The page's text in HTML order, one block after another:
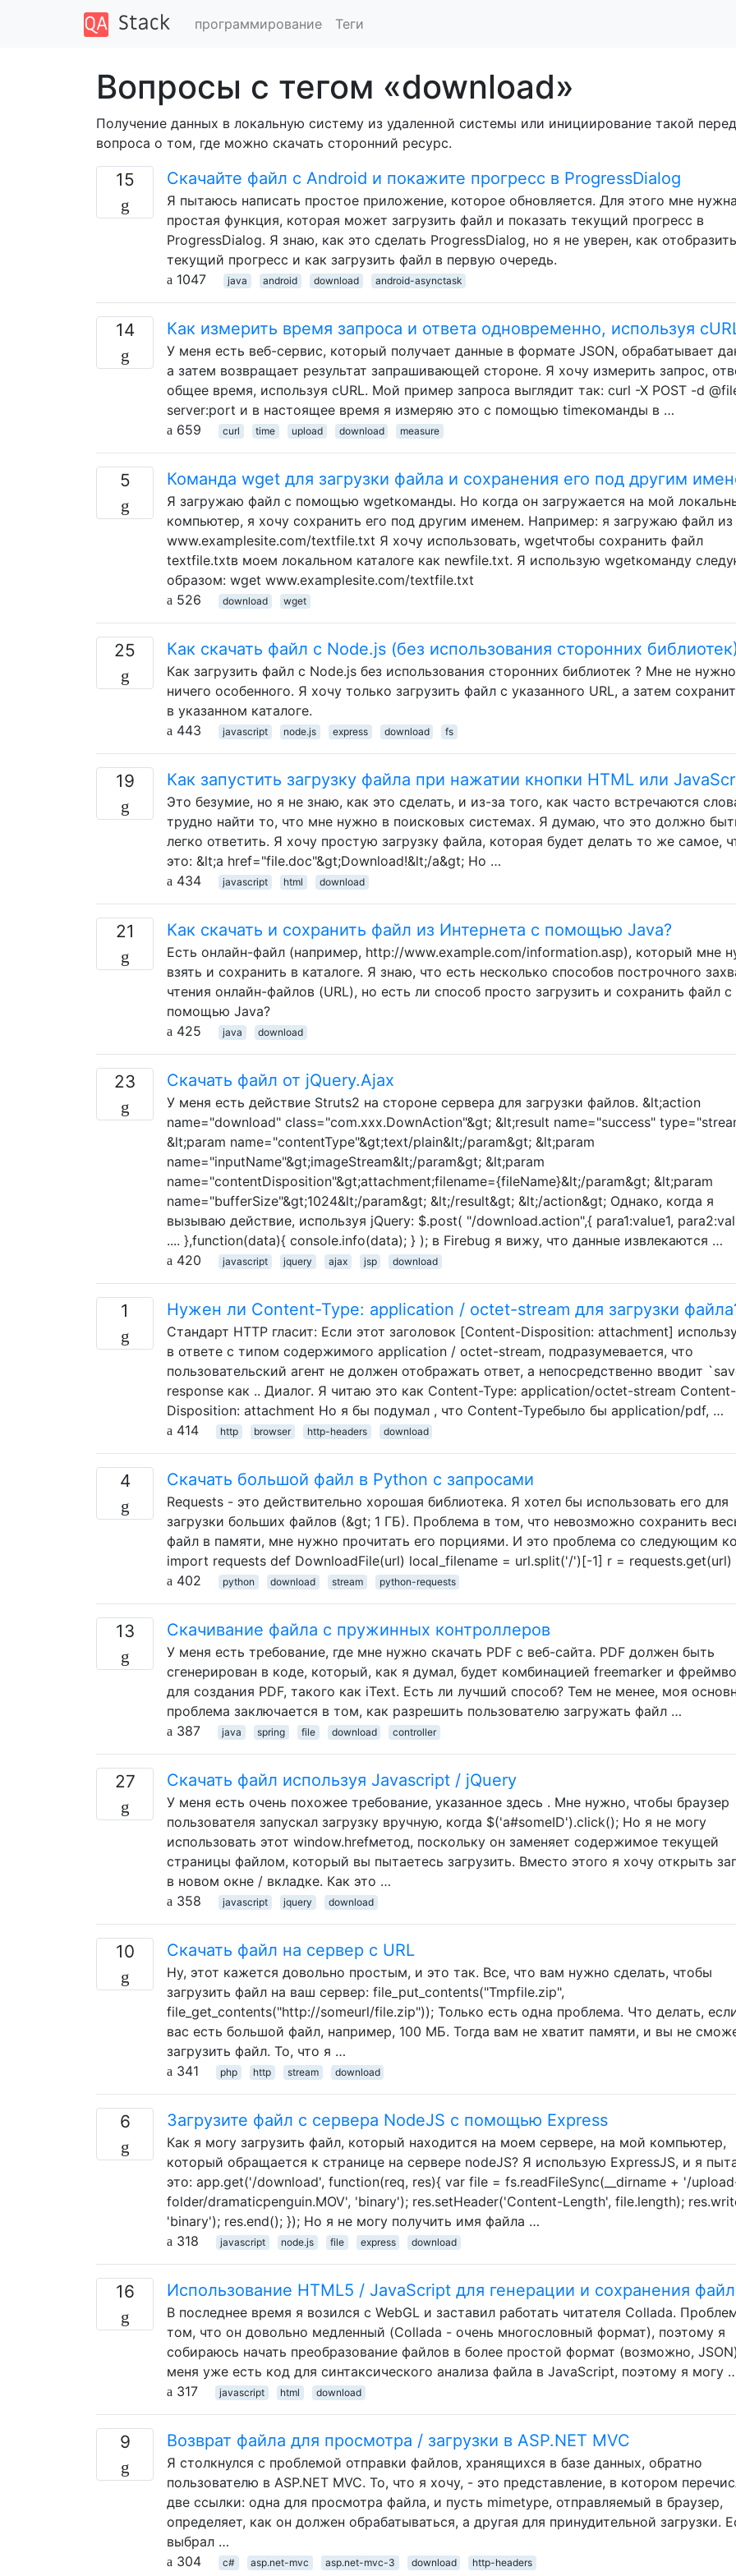
программирование Теги
Вопросы с тегом «download»
Получение данных в локальную систему из удаленной системы или инициирование такой
вопроса о том, где можно скачать сторонний ресурс.
15 Скачайте файл с Android и покажите прогресс в ProgressDialog
Я пытаюсь написать простое приложение, которое обновляется. Для этого мне нужна
простая функция, которая может загрузить файл и показать текущий прогресс в
ProgressDialog. Я знаю, как это сделать ProgressDialog, но я не уверен, как отобразить
текущий прогресс и как загрузить файл в первую очередь.
1047
java android download android-asynctask
14 Как измерить время запроса и ответа одновременно, используя
У меня есть веб-сервис, который получает данные в формате JSON, обрабатывает
а затем возвращает результат запрашивающей стороне. Я хочу измерить запрос,
общее время, используя cURL. Мой пример запроса выглядит так: curl -X POST -d
server:port и в настоящее время я измеряю это с помощью timeкоманды в …
659
curl time upload download measure
5 Команда wget для загрузки файла и сохранения его под другим
Я загружаю файл с помощью wgetкоманды. Но когда он загружается на мой
компьютер, я хочу сохранить его под другим именем. Например: я загружаю файл из
www.examplesite.com/textfile.txt Я хочу использовать, wgetчтобы сохранить файл
textfile.txtв моем локальном каталоге как newfile.txt. Я использую wgetкоманду
образом: wget www.examplesite.com/textfile.txt
526
download wget
25 Как скачать файл с Node.js (без использования сторонних
Как загрузить файл с Node.js без использования сторонних библиотек ? Мне не нужно
ничего особенного. Я хочу только загрузить файл с указанного URL, а затем
в указанном каталоге.
443
javascript node.js express download fs
19 Как запустить загрузку файла при нажатии кнопки HTML или
Это безумие, но я не знаю, как это сделать, и из-за того, как часто встречаются
трудно найти то, что мне нужно в поисковых системах. Я думаю, что это должно
легко ответить. Я хочу простую загрузку файла, которая будет делать то же самое,
это: &lt;a href="file.doc"&gt;Download!&lt;/a&gt; Но …
434
javascript html download
21 Как скачать и сохранить файл из Интернета с помощью Java?
Есть онлайн-файл (например, http://www.example.com/information.asp), который мне
взять и сохранить в каталоге. Я знаю, что есть несколько способов построчного
чтения онлайн-файлов (URL), но есть ли способ просто загрузить и сохранить файл с
помощью Java?
425
java download
23 Скачать файл от jQuery.Ajax
У меня есть действие Struts2 на стороне сервера для загрузки файлов. &lt;action
name="download" class="com.xxx.DownAction"&gt; &lt;result name="success"
&lt;param name="contentType"&gt;text/plain&lt;/param&gt; &lt;param
name="inputName"&gt;imageStream&lt;/param&gt; &lt;param
name="contentDisposition"&gt;attachment;filename={fileName}&lt;/param&gt; &lt;param
name="bufferSize"&gt;1024&lt;/param&gt; &lt;/result&gt; &lt;/action&gt; Однако, когда я
вызываю действие, используя jQuery: $.post( "/download.action",{ para1:value1,
.... },function(data){ console.info(data); } ); в Firebug я вижу, что данные извлекаются …
420
javascript jquery ajax jsp download
1 Нужен ли Content-Type: application / octet-stream для загрузки
Стандарт HTTP гласит: Если этот заголовок [Content-Disposition: attachment]
в ответе с типом содержимого application / octet-stream, подразумевается, что
пользовательский агент не должен отображать ответ, а непосредственно вводит
response как .. Диалог. Я читаю это как Content-Type: application/octet-stream Content-
Disposition: attachment Но я бы подумал , что Content-Typeбыло бы application/pdf, …
414
http browser http-headers download
4 Скачать большой файл в Python с запросами
Requests - это действительно хорошая библиотека. Я хотел бы использовать его для
загрузки больших файлов (&gt; 1 ГБ). Проблема в том, что невозможно сохранить
файл в памяти, мне нужно прочитать его порциями. И это проблема со следующим
import requests def DownloadFile(url) local_filename = url.split('/')[-1] r =
402
python download stream python-requests
13 Скачивание файла с пружинных контроллеров
У меня есть требование, где мне нужно скачать PDF с веб-сайта. PDF должен быть
сгенерирован в коде, который, как я думал, будет комбинацией freemarker и
для создания PDF, такого как iText. Есть ли лучший способ? Тем не менее, моя
проблема заключается в том, как разрешить пользователю загружать файл …
387
java spring file download controller
27 Скачать файл используя Javascript / jQuery
У меня есть очень похожее требование, указанное здесь . Мне нужно, чтобы браузер
пользователя запускал загрузку вручную, когда $('a#someID').click(); Но я не могу
использовать этот window.hrefметод, поскольку он заменяет содержимое текущей
страницы файлом, который вы пытаетесь загрузить. Вместо этого я хочу открыть
в новом окне / вкладке. Как это …
358
javascript jquery download
10 Скачать файл на сервер с URL
Ну, этот кажется довольно простым, и это так. Все, что вам нужно сделать, чтобы
загрузить файл на ваш сервер: file_put_contents("Tmpfile.zip",
file_get_contents("http://someurl/file.zip")); Только есть одна проблема. Что делать,
вас есть большой файл, например, 100 МБ. Тогда вам не хватит памяти, и вы не
загрузить файл. То, что я …
341
php http stream download
6 Загрузите файл с сервера NodeJS с помощью Express
Как я могу загрузить файл, который находится на моем сервере, на мой компьютер,
который обращается к странице на сервере nodeJS? Я использую ExpressJS, и я
это: app.get('/download', function(req, res){ var file = fs.readFileSync(__dirname + '/
folder/dramaticpenguin.MOV', 'binary'); res.setHeader('Content-Length', file.length);
'binary'); res.end(); }); Но я не могу получить имя файла …
318
javascript node.js file express download
16 Использование HTML5 / JavaScript для генерации и сохранения
В последнее время я возился с WebGL и заставил работать читателя Collada.
том, что он довольно медленный (Collada - очень многословный формат), поэтому я
собираюсь начать преобразование файлов в более простой формат (возможно,
меня уже есть код для синтаксического анализа файла в JavaScript, поэтому я могу
317
javascript html download
9 Возврат файла для просмотра / загрузки в ASP.NET MVC
Я столкнулся с проблемой отправки файлов, хранящихся в базе данных, обратно
пользователю в ASP.NET MVC. То, что я хочу, - это представление, в котором
две ссылки: одна для просмотра файла, и пусть mimetype, отправляемый в браузер,
определяет, как он должен обрабатываться, а другая для принудительной загрузки.
выбрал …
304
c# asp.net-mvc asp.net-mvc-3 download http-headers